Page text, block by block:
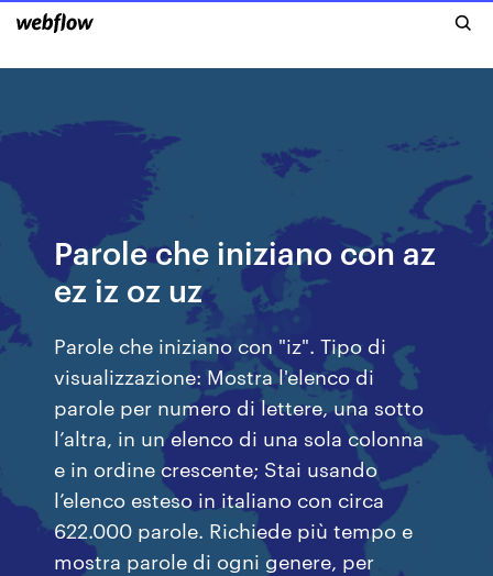
Parole che iniziano con az
ez iz oz uz
Parole che iniziano con "iz". Tipo di
visualizzazione: Mostra l'elenco di
parole per numero di lettere, una sotto
l’altra, in un elenco di una sola colonna
e in ordine crescente; Stai usando
l’elenco esteso in italiano con circa
622.000 parole. Richiede più tempo e
mostra parole di ogni genere, per